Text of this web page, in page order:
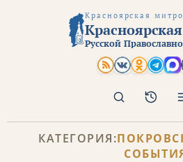
Красноярская
Русской
Архив
Поиск
КАТЕГОРИЯ: